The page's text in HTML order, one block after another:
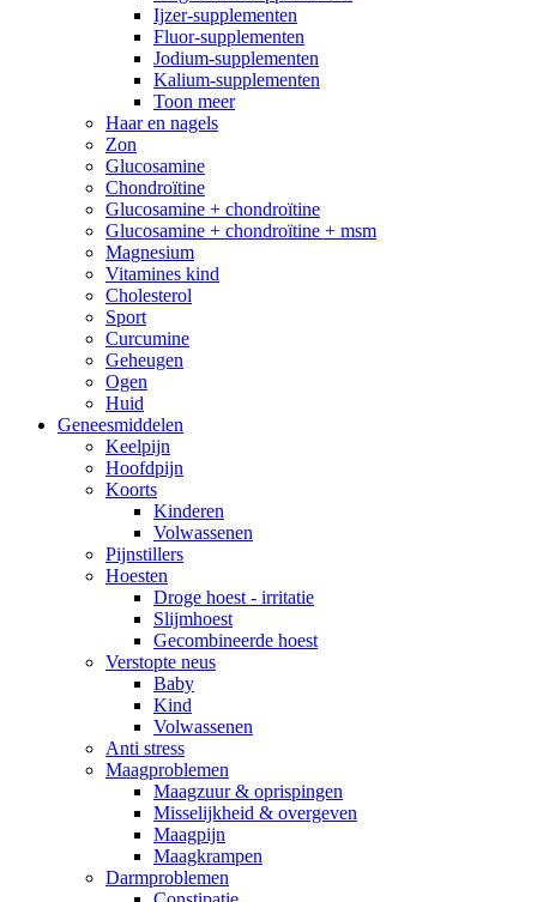
Ijzer-supplementen
Fluor-supplementen
Jodium-supplementen
Kalium-supplementen
Toon meer
Haar en nagels
Zon
Glucosamine
Chondroïtine
Glucosamine + chondroïtine
Glucosamine + chondroïtine + msm
Magnesium
Vitamines kind
Cholesterol
Sport
Curcumine
Geheugen
Ogen
Huid
Geneesmiddelen
Keelpijn
Hoofdpijn
Koorts
Kinderen
Volwassenen
Pijnstillers
Hoesten
Droge hoest - irritatie
Slijmhoest
Gecombineerde hoest
Verstopte neus
Baby
Kind
Volwassenen
Anti stress
Maagproblemen
Maagzuur & oprispingen
Misselijkheid & overgeven
Maagpijn
Maagkrampen
Darmproblemen